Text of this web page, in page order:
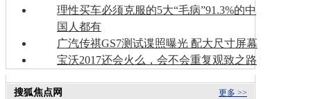
理性买车必须克服的5大“毛病”91.3%的中
国人都有
广汽传祺GS7测试谍照曝光 配大尺寸屏幕
宝沃2017还会火么，会不会重复观致之路
更多 >>
搜狐焦点网